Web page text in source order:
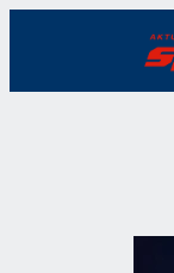
treści